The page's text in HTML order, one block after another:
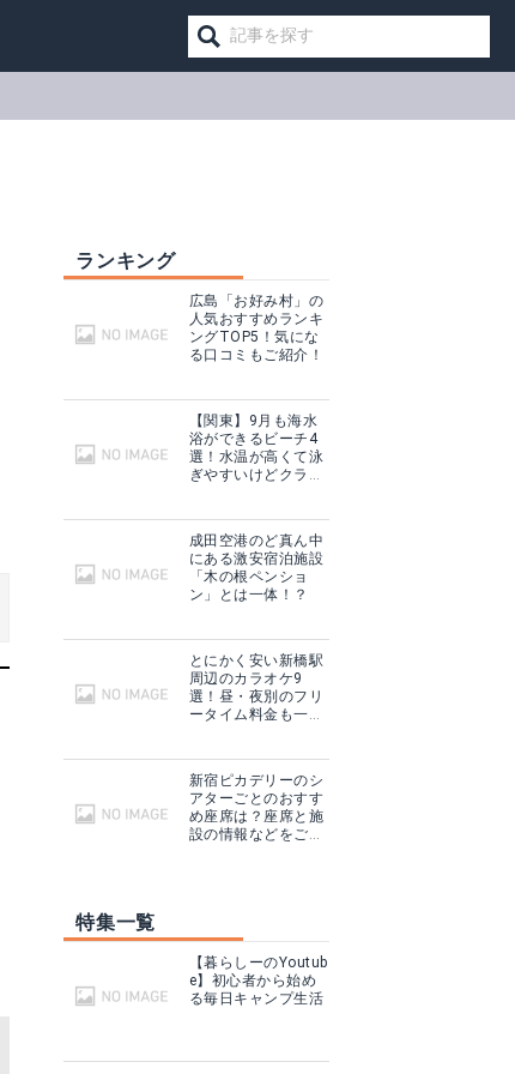
ランキング
広島「お好み村」の
人気おすすめランキ
ングTOP5！気にな
る口コミもご紹介！
【関東】9月も海水
浴ができるビーチ4
選！水温が高くて泳
ぎやすいけどクラゲ
成田空港のど真ん中
にある激安宿泊施設
「木の根ペンショ
ン」とは一体！？
とにかく安い新橋駅
周辺のカラオケ9
選！昼・夜別のフリ
ータイム料金も一挙
新宿ピカデリーのシ
アターごとのおすす
め座席は？座席と施
設の情報などをご紹
特集一覧
【暮らしーのYoutub
e】初心者から始め
る毎日キャンプ生活